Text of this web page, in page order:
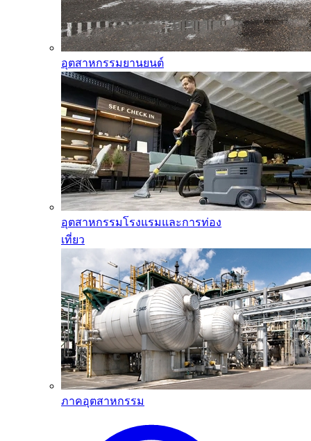
อุตสาหกรรมยานยนต์
อุตสาหกรรมโรงแรมและการท่อง
เที่ยว
ภาคอุตสาหกรรม